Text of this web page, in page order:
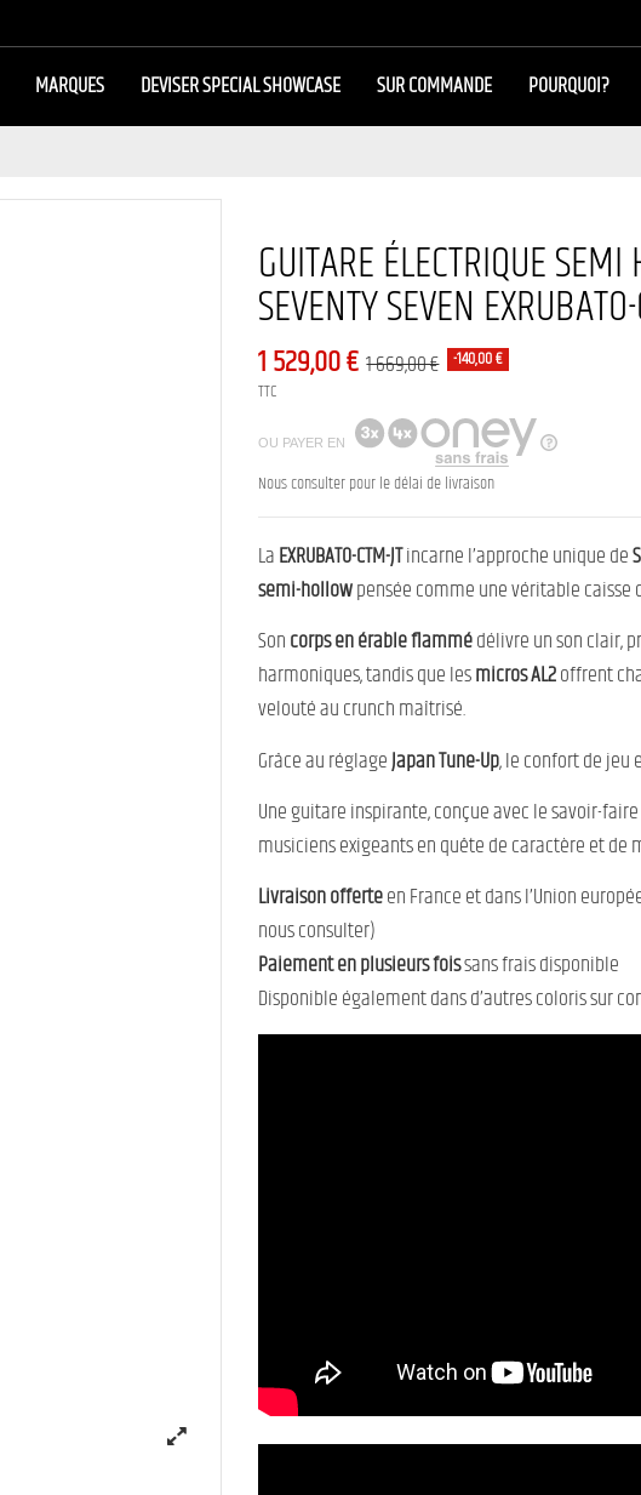
MARQUES DEVISER SPECIAL SHOWCASE SUR COMMANDE
POURQUOI?
GUITARE ÉLECTRIQUE SEMI
SEVENTY SEVEN
1 529,00 € 1 669,00 € -140,00 €
TTC
OU PAYER EN
Nous consulter pour le délai de livraison
LaEXRUBATO-CTM-JTincarne l’approche unique de
semi-hollowpensée comme une véritable caisse
Soncorps en érable flammédélivre un son clair,
harmoniques, tandis que lesmicros AL2offrent
velouté au crunch maîtrisé.
Grâce au réglageJapan Tune-Up, le confort de jeu
Une guitare inspirante, conçue avec le savoir-
musiciens exigeants en quête de caractère et de
Livraison offerteen France et dans l’Union
nous consulter)
Paiement en plusieurs foissans frais disponible
Disponible également dans d’autres coloris sur